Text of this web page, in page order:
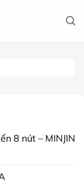
8 nút – MINJIN